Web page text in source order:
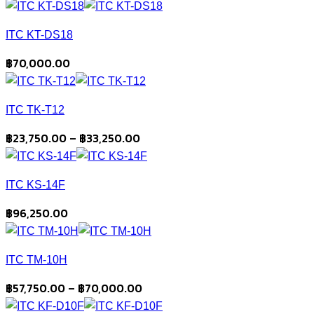
ITC KT-DS18
฿70,000.00
ITC TK-T12
฿23,750.00 – ฿33,250.00Price
range:
ITC KS-14F
฿96,250.00
ITC TM-10H
฿57,750.00 – ฿70,000.00Price
range: